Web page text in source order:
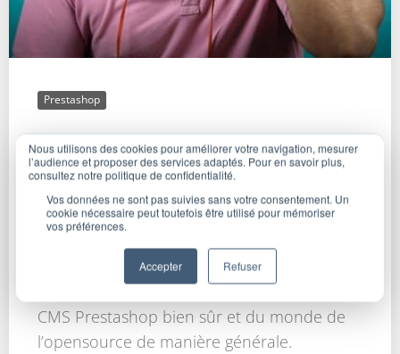
Nous utilisons des cookies pour améliorer votre navigation, mesurer
l’audience et proposer des services adaptés. Pour en savoir plus,
consultez notre politique de confidentialité.
Vos données ne sont pas suivies sans votre consentement. Un
cookie nécessaire peut toutefois être utilisé pour mémoriser
vos préférences.
Accepter Refuser
Prestashop
Interview Antoine THOMAS
@Prestashop
travaille chez Prestashop et il va nous parler
CMS Prestashop bien sûr et du monde de
l’opensource de manière générale.